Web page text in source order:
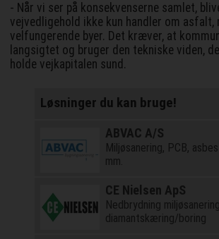
- Når vi ser på konsekvenserne samlet,
vejvedligehold ikke kun handler om asfalt,
velfungerende byer. Det kræver, at
langsigtet og bruger den tekniske viden,
holde vejkapitalen sund.
Løsninger du kan bruge!
ABVAC A/S
Miljøsanering, PCB,
mm.
CE Nielsen ApS
Nedbrydning miljøsanering
diamantskæring/boring